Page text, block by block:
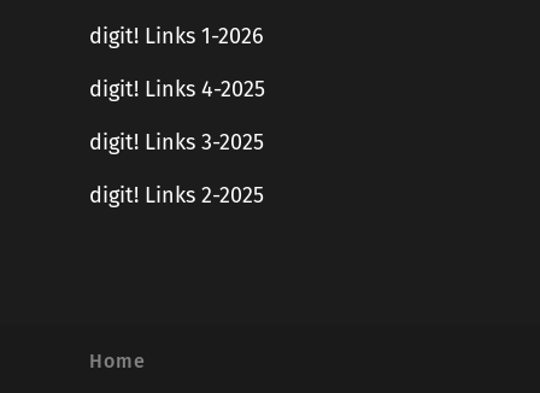
digit! Links 1-2026
digit! Links 4-2025
digit! Links 3-2025
digit! Links 2-2025
Home